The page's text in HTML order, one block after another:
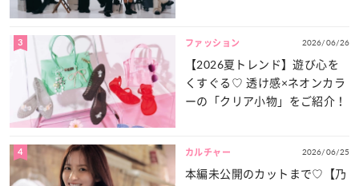
3 ファッション 2026/06/26
【2026夏トレンド】遊び心を
くすぐる♡ 透け感×ネオンカラ
ーの「クリア小物」をご紹介！
4 カルチャー 2026/06/25
本編未公開のカットまで♡【乃